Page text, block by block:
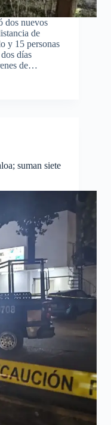
dos nuevos
de
y 15 personas
días
de…
suman siete